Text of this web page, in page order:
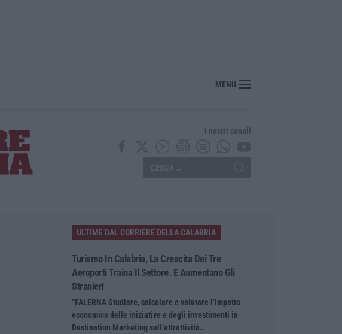
Cosenza, incassa oltre 245mila euro dalla pensione del padre deceduto
MENU
I nostri canali
ULTIME DAL CORRIERE DELLA CALABRIA
Turismo In Calabria, La Crescita Dei Tre
Aeroporti Traina Il Settore. E Aumentano Gli
Stranieri
“FALERNA Studiare, calcolare e valutare l’impatto
economico delle iniziative e degli investimenti in
Destination Marketing sull’attrattività…